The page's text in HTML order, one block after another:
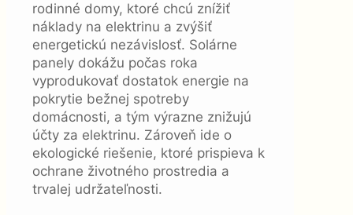
rodinné domy, ktoré chcú znížiť
náklady na elektrinu a zvýšiť
energetickú nezávislosť. Solárne
panely dokážu počas roka
vyprodukovať dostatok energie na
pokrytie bežnej spotreby
domácnosti, a tým výrazne znižujú
účty za elektrinu. Zároveň ide o
ekologické riešenie, ktoré prispieva k
ochrane životného prostredia a
trvalej udržateľnosti.